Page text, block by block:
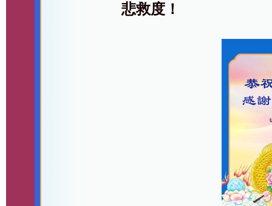
悲救度！